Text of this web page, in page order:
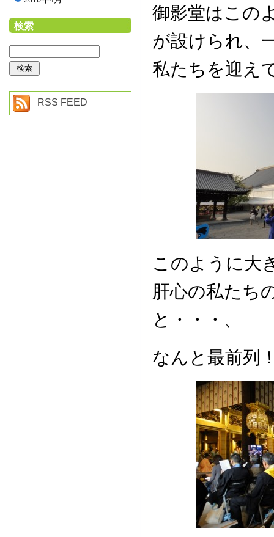
検索
RSS FEED
御影堂はこの
が設けられ、
私たちを迎え
このように大
肝心の私たち
と・・・、
なんと最前列